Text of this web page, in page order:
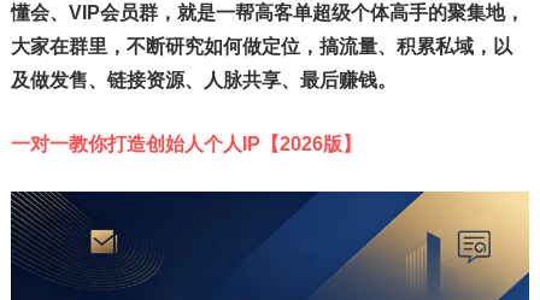
懂会、VIP会员群，就是一帮高客单超级个体高手的聚集地，
大家在群里，不断研究如何做定位，搞流量、积累私域，以
及做发售、链接资源、人脉共享、最后赚钱。
一对一教你打造创始人个人IP【2026版】